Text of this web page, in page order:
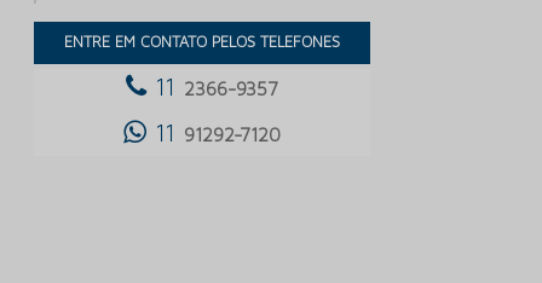
CARPETE EM PLACAS PARA PISO ELEVADO
CARPETE EM PLACAS VALOR
ENTRE EM CONTATO PELOS TELEFONES
11 2366-9357
11 91292-7120